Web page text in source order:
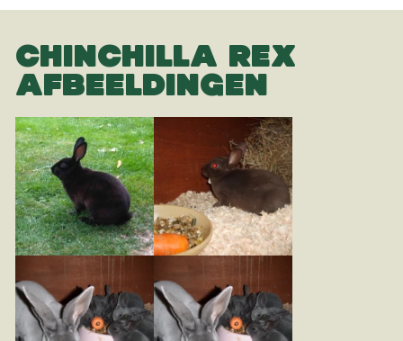
CHINCHILLA REX
AFBEELDINGEN